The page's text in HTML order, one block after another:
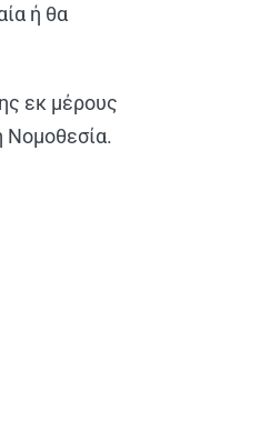
ή θα
εκ μέρους
Νομοθεσία.